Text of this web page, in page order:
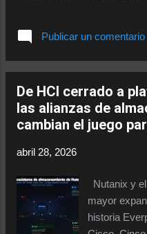
vVols detected ✓ ›
Pure FlashArray reachable
Estimated migration
min) ⚠ VMFS/NFS
fallback to Nutanix Move
de IA agéntica, la alianza
ecosistema, hubo un
desapercibido para el gran
de cualquier arqui...
Publicar un comentario
De HCI cerrado a
las alianzas de
cambian el juego
abril 28, 2026
Nutanix y
mayor
historia